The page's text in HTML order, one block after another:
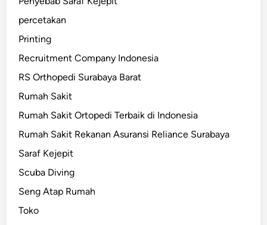
percetakan
Printing
Recruitment Company Indonesia
RS Orthopedi Surabaya Barat
Rumah Sakit
Rumah Sakit Ortopedi Terbaik di Indonesia
Rumah Sakit Rekanan Asuransi Reliance Surabaya
Saraf Kejepit
Scuba Diving
Seng Atap Rumah
Toko